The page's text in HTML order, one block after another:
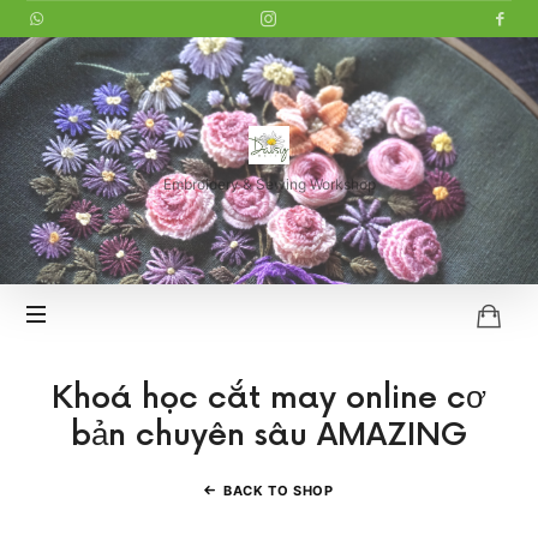
LITTLE
DAISY
HOI
AN
Embroidery & Sewing Workshop
Khoá học cắt may online cơ
bản chuyên sâu AMAZING
BACK TO SHOP